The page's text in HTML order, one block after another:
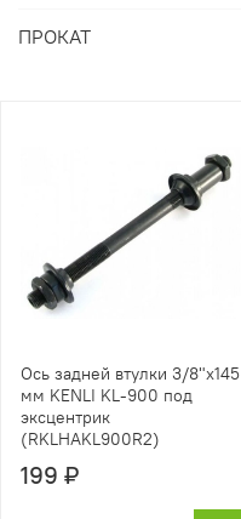
Ось задней втулки 3/8"x145
мм KENLI KL-900 под
эксцентрик
(RKLHAKL900R2)
199 ₽
ПРОКАТ